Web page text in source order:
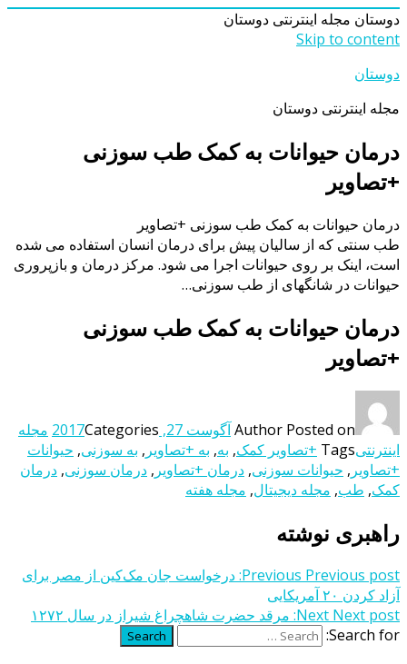
دوستان مجله اینترنتی دوستان
Skip to content
دوستان
مجله اینترنتی دوستان
درمان حیوانات به کمک طب سوزنی
+تصاویر
درمان حیوانات به کمک طب سوزنی +تصاویر
طب سنتی که از سالیان پیش برای درمان انسان استفاده می شده
است، اینک بر روی حیوانات اجرا می شود. مرکز درمان و بازپروری
حیوانات در شانگهای از طب سوزنی…
درمان حیوانات به کمک طب سوزنی
+تصاویر
Author Posted on آگوست 27, 2017 Categories
مجله
اینترنتیTags +تصاویر کمک, به, به +تصاویر , به سوزنی, حیوانات
+تصاویر , حیوانات سوزنی, درمان +تصاویر , درمان سوزنی, درمان
کمک, طب, مجله دیجیتال, مجله هفته
راهبری نوشته
Previous Previous post:
درخواست جان مک‌کین از مصر برای
آزاد کردن ۲۰ آمریکایی
Next Next post:
مرقد حضرت شاهچراغ شیراز در سال ۱۲۷۲
Search for:
Search